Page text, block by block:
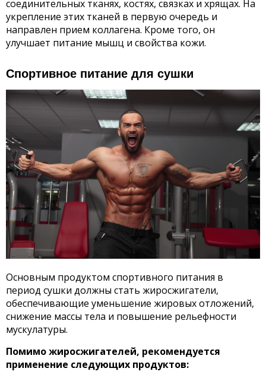
соединительных тканях, костях, связках и хрящах. На
укрепление этих тканей в первую очередь и
направлен прием коллагена. Кроме того, он
улучшает питание мышц и свойства кожи.
Спортивное питание для сушки
Основным продуктом спортивного питания в
период сушки должны стать жиросжигатели,
обеспечивающие уменьшение жировых отложений,
снижение массы тела и повышение рельефности
мускулатуры.
Помимо жиросжигателей, рекомендуется
применение следующих продуктов: